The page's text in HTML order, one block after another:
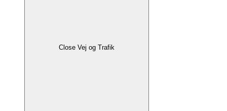
Close Vej og Trafik